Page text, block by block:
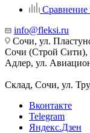
Сравнение
info@fleksi.ru
Сочи, ул.
Сочи (Строй Сити),
Адлер, ул.
Склад, Сочи, ул.
Вконтакте
Telegram
Яндекс.Дзен